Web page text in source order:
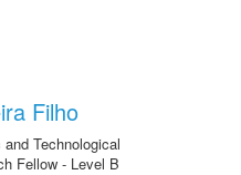
Filho
Technological
Fellow - Level B